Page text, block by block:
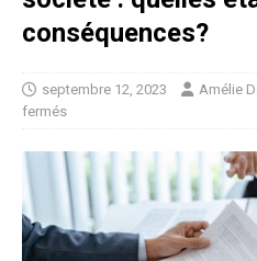
conséquences?
septembre 12, 2023 Amélie
fermés